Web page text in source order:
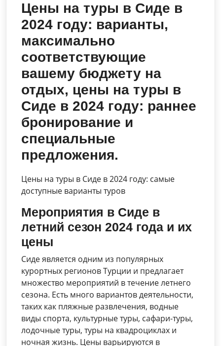
Цены на туры в Сиде в
2024 году: варианты,
максимально
соответствующие
вашему бюджету на
отдых, цены на туры в
Сиде в 2024 году: раннее
бронирование и
специальные
предложения.
Цены на туры в Сиде в 2024 году: самые
доступные варианты туров
Мероприятия в Сиде в
летний сезон 2024 года и их
цены
Сиде является одним из популярных
курортных регионов Турции и предлагает
множество мероприятий в течение летнего
сезона. Есть много вариантов деятельности,
таких как пляжные развлечения, водные
виды спорта, культурные туры, сафари-туры,
лодочные туры, туры на квадроциклах и
ночная жизнь. Цены варьируются в